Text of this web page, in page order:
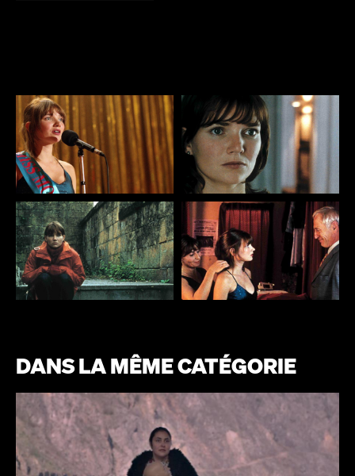
DANS LA MÊME CATÉGORIE